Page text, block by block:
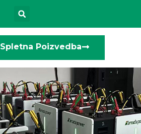
Spletna Poizvedba